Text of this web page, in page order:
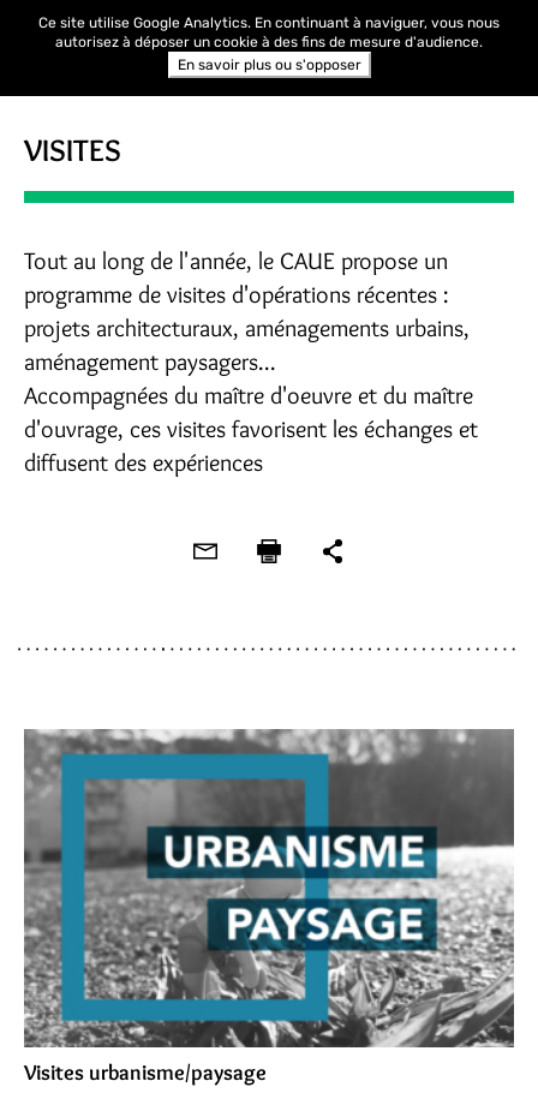
VISITES
Tout au long de l'année, le CAUE propose un
programme de visites d'opérations récentes :
projets architecturaux, aménagements urbains,
aménagement paysagers...
Accompagnées du maître d'oeuvre et du maître
d'ouvrage, ces visites favorisent les échanges et
diffusent des expériences
Visites urbanisme/paysage
Ce site utilise Google Analytics. En continuant à naviguer, vous nous
autorisez à déposer un cookie à des fins de mesure d'audience.
En savoir plus ou s'opposer